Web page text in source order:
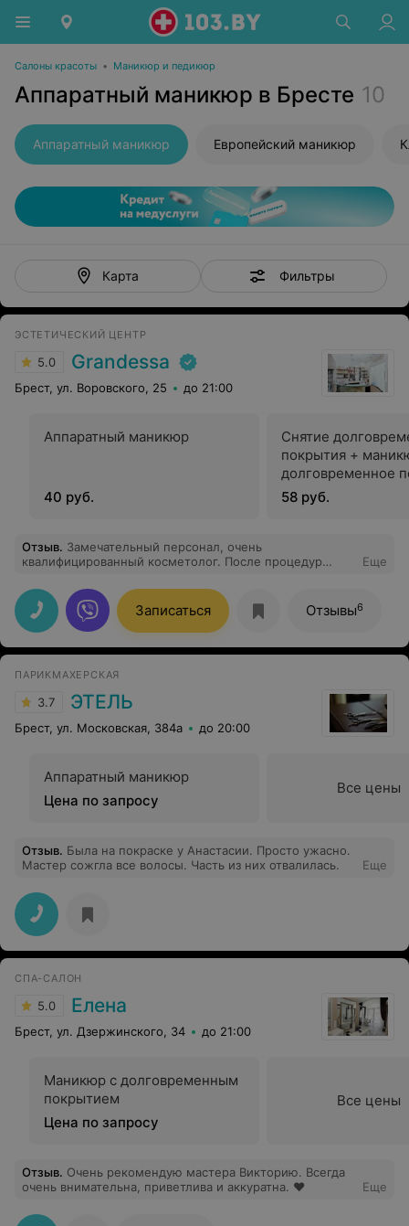
Салоны красоты • Маникюр и педикюр
Аппаратный маникюр в Бресте 10
Аппаратный маникюр Европейский маникюр
Карта Фильтры
ЭСТЕТИЧЕСКИЙ ЦЕНТР
5.0 Grandessa
Брест, ул. Воровского, 25 до 21:00
Аппаратный маникюр
40 руб.
Снятие
покрытия +
долговременное
58 руб.
Отзыв. Замечательный персонал, очень
квалифицированный косметолог. После процедур
Еще
Записаться Отзывы6
ПАРИКМАХЕРСКАЯ
3.7 ЭТЕЛЬ
Брест, ул. Московская, 384а до 20:00
Аппаратный маникюр
Цена по запросу
Все цены
Отзыв. Была на покраске у Анастасии. Просто ужасно.
Мастер сожгла все волосы. Часть из них отвалилась.
Еще
СПА-САЛОН
5.0 Елена
Брест, ул. Дзержинского, 34 до 21:00
Маникюр с долговременным
покрытием
Цена по запросу
Все цены
Отзыв. Очень рекомендую мастера Викторию. Всегда
очень внимательна, приветлива и аккуратна. ♥
Еще